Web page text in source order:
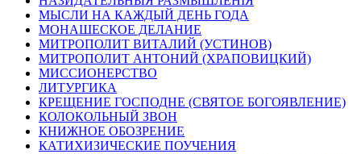
МЫСЛИ НА КАЖДЫЙ ДЕНЬ ГОДА
МОНАШЕСКОЕ ДЕЛАНИЕ
МИТРОПОЛИТ ВИТАЛИЙ (УСТИНОВ)
МИТРОПОЛИТ АНТОНИЙ (ХРАПОВИЦКИЙ)
МИССИОНЕРСТВО
ЛИТУРГИКА
КРЕЩЕНИЕ ГОСПОДНЕ (СВЯТОЕ БОГОЯВЛЕНИЕ)
КОЛОКОЛЬНЫЙ ЗВОН
КНИЖНОЕ ОБОЗРЕНИЕ
КАТИХИЗИЧЕСКИЕ ПОУЧЕНИЯ